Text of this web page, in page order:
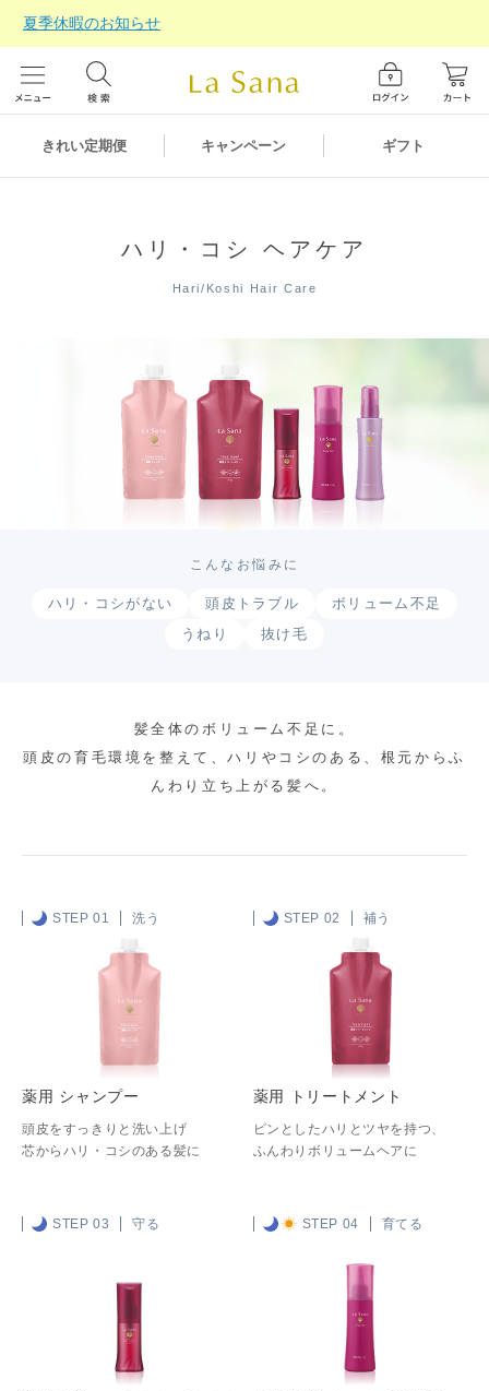
夏季休暇のお知らせ
きれい定期便 キャンペーン ギフト
ハリ・コシ ヘアケア
Hari/Koshi Hair Care
こんなお悩みに
ハリ・コシがない 頭皮トラブル
ボリューム不足
うねり
抜け毛
髪全体のボリューム不足に。
頭皮の育毛環境を整えて、ハリやコシのある、根元からふ
んわり立ち上がる髪へ。
STEP 01 洗う
薬用 シャンプー
頭皮をすっきりと洗い上げ
芯からハリ・コシのある髪に
STEP 02 補う
薬用 トリートメント
ピンとしたハリとツヤを持つ、
ふんわりボリュームヘアに
STEP 03 守る STEP 04 育てる